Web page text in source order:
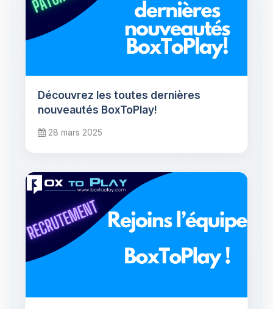
Découvrez les toutes dernières
nouveautés BoxToPlay!
28 mars 2025